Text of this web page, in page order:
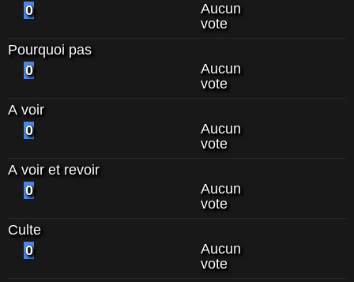
0
Aucun
vote
Pourquoi pas
0
Aucun
vote
A voir
0
Aucun
vote
A voir et revoir
0
Aucun
vote
Culte
0
Aucun
vote